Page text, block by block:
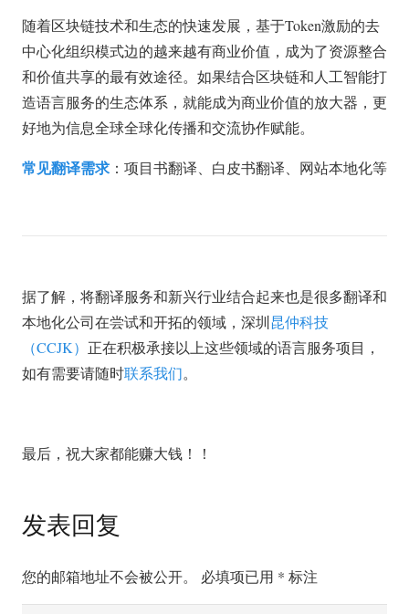
随着区块链技术和生态的快速发展，基于Token激励的去
中心化组织模式边的越来越有商业价值，成为了资源整合
和价值共享的最有效途径。如果结合区块链和人工智能打
造语言服务的生态体系，就能成为商业价值的放大器，更
好地为信息全球全球化传播和交流协作赋能。
常见翻译需求 ：项目书翻译、白皮书翻译、网站本地化等
据了解，将翻译服务和新兴行业结合起来也是很多翻译和
本地化公司在尝试和开拓的领域，深圳昆仲科技
（CCJK） 正在积极承接以上这些领域的语言服务项目，
如有需要请随时联系我们。
最后，祝大家都能赚大钱！！
发表回复
您的邮箱地址不会被公开。 必填项已用 * 标注